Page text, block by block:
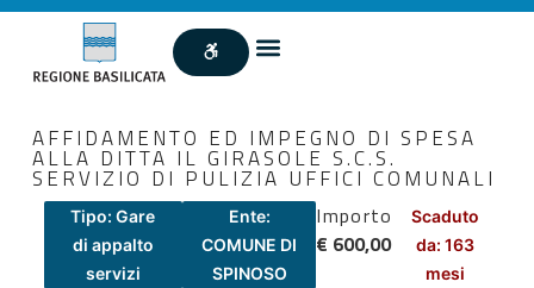
AFFIDAMENTO ED IMPEGNO DI SPESA
ALLA DITTA IL GIRASOLE S.C.S.
SERVIZIO DI PULIZIA UFFICI COMUNALI
Tipo: Gare
di appalto
servizi
Ente:
COMUNE DI
SPINOSO
Importo
€ 600,00
Scaduto
da: 163
mesi